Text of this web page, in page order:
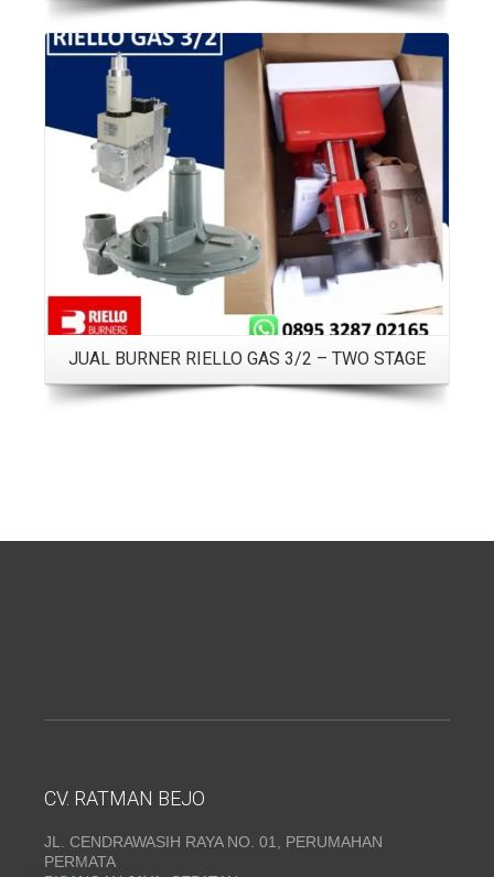
Details
JUAL BURNER RIELLO GAS 3/2 – TWO STAGE
CV. RATMAN BEJO
JL. CENDRAWASIH RAYA NO. 01, PERUMAHAN
PERMATA